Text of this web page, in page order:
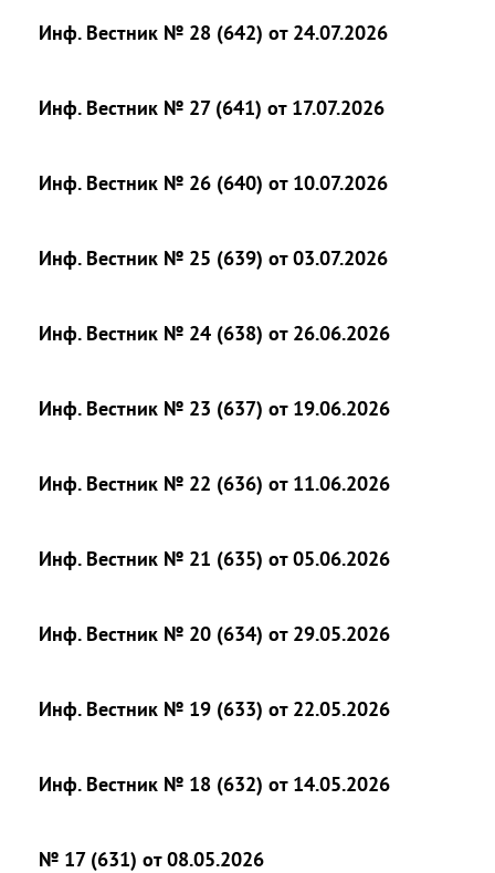
Инф. Вестник № 28 (642) от 24.07.2026
Инф. Вестник № 27 (641) от 17.07.2026
Инф. Вестник № 26 (640) от 10.07.2026
Инф. Вестник № 25 (639) от 03.07.2026
Инф. Вестник № 24 (638) от 26.06.2026
Инф. Вестник № 23 (637) от 19.06.2026
Инф. Вестник № 22 (636) от 11.06.2026
Инф. Вестник № 21 (635) от 05.06.2026
Инф. Вестник № 20 (634) от 29.05.2026
Инф. Вестник № 19 (633) от 22.05.2026
Инф. Вестник № 18 (632) от 14.05.2026
№ 17 (631) от 08.05.2026